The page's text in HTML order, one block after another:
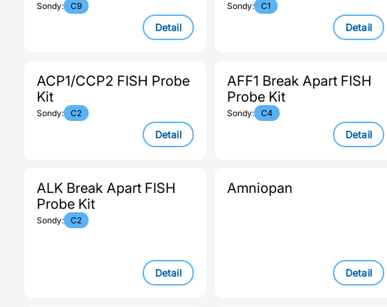
Sondy: C9
Detail
Sondy: C1
Detail
ACP1/CCP2 FISH Probe
Kit
Sondy: C2
Detail
AFF1 Break Apart FISH
Probe Kit
Sondy: C4
Detail
ALK Break Apart FISH
Probe Kit
Sondy: C2
Detail
Amniopan
Detail